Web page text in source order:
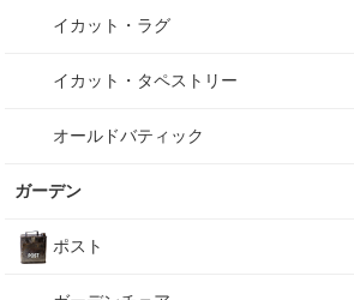
イカット・ラグ
イカット・タペストリー
オールドバティック
ガーデン
ポスト